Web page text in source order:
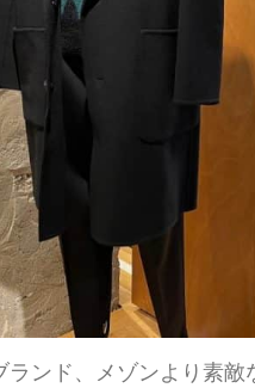
ンド、メゾンより素敵